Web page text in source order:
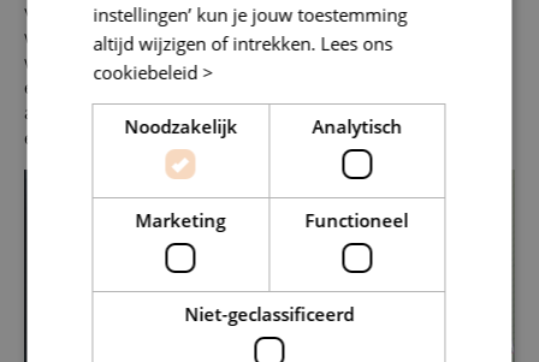
van de sprekers. In de komende decennia moeten 7 miljoen
woningen en meer dan een miljoen andere gebouwen
worden verduurzaamd, ofwel zonder gebruik van fossiele
energie worden gekoeld en verwarmd. Aeres Tech heeft in de
afgelopen twee jaar zelf al de stap gezet naar duurzaamheid
en heeft haargebouwen al 'klimaatneutraal' gemaakt
instellingen’ kun je jouw toestemming
altijd wijzigen of intrekken. Lees ons
cookiebeleid >
Noodzakelijk Analytisch
Marketing Functioneel
Niet-geclassificeerd